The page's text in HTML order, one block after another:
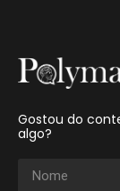
Gostou do
algo?